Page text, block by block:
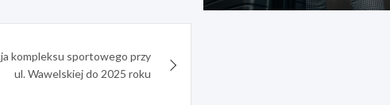
kompleksu sportowego przy
ul. Wawelskiej do 2025 roku